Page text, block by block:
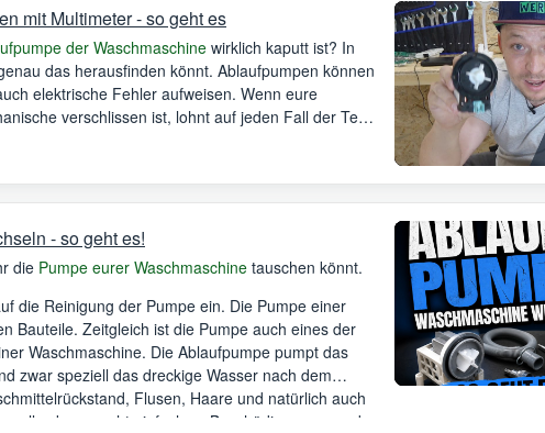
mit Multimeter - so geht es
der Waschmaschine wirklich kaputt ist? In
das herausfinden könnt. Ablaufpumpen können
elektrische Fehler aufweisen. Wenn eure
verschlissen ist, lohnt auf jeden Fall der Test
- so geht es!
die Pumpe eurer Waschmaschine tauschen könnt.
die Reinigung der Pumpe ein. Die Pumpe einer
Bauteile. Zeitgleich ist die Pumpe auch eines der
Waschmaschine. Die Ablaufpumpe pumpt das
zwar speziell das dreckige Wasser nach dem
Flusen, Haare und natürlich auch
alles kann recht einfach zu Beschädigungen an der